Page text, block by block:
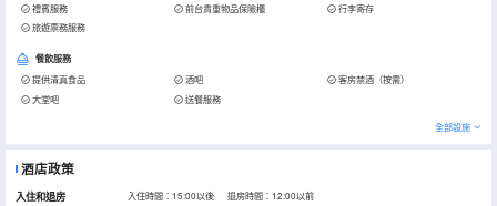
禮賓服務 前台貴重物品保險櫃
行李寄存
旅遊票務服務
餐飲服務
提供清真食品 酒吧
客房禁酒（按需）
大堂吧
送餐服務
全部設施
酒店政策
入住和退房 入住時間：15:00以後 退房時間：12:00以前